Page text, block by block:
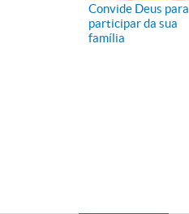
Convide Deus para
participar da sua
família